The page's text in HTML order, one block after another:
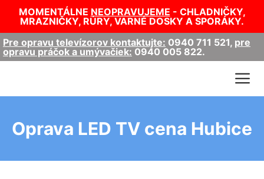
MOMENTÁLNE NEOPRAVUJEME - CHLADNIČKY,
MRAZNIČKY, RÚRY, VARNÉ DOSKY A SPORÁKY.
Pre opravu televízorov kontaktujte: 0940 711 521, pre
opravu práčok a umývačiek: 0940 005 822.
Oprava LED TV cena Hubice